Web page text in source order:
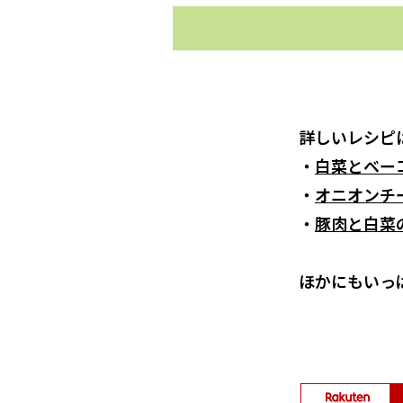
詳しいレシピ
・ 白菜とベー
・ オニオンチ
・ 豚肉と白菜
ほかにもいっ